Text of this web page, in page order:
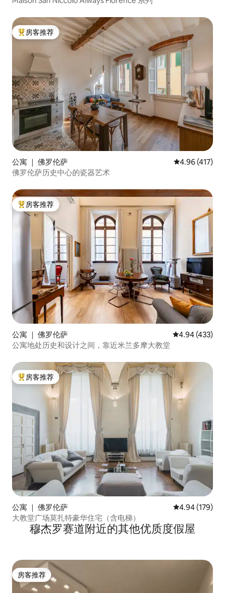
热门「房客推荐」
房客推荐
公寓 ｜ 佛罗伦萨 平均评分 4.96
4.96 (417)
佛罗伦萨历史中心的瓷器艺术
热门「房客推荐」
房客推荐
公寓 ｜ 佛罗伦萨 平均评分 4.94
4.94 (433)
公寓地处历史和设计之间，靠近米兰多摩大教堂
热门「房客推荐」
房客推荐
公寓 ｜ 佛罗伦萨 平均评分 4.94
4.94 (179)
大教堂广场莫扎特豪华住宅（含电梯）
穆杰罗赛道附近的其他优质度假屋
房客推荐
房客推荐